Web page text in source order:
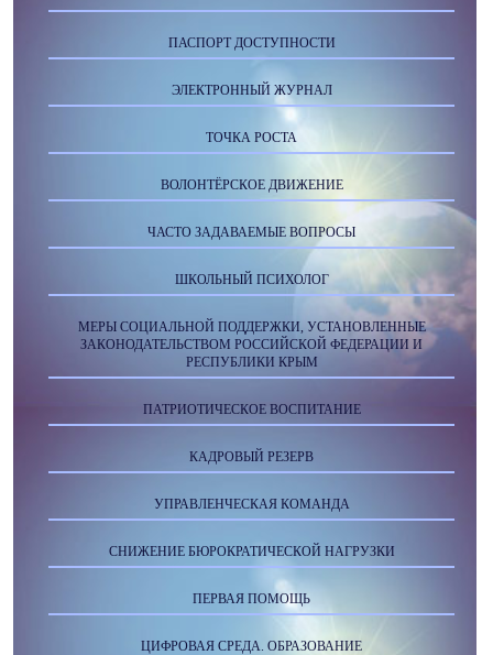
ПАСПОРТ ДОСТУПНОСТИ
ЭЛЕКТРОННЫЙ ЖУРНАЛ
ТОЧКА РОСТА
ВОЛОНТЁРСКОЕ ДВИЖЕНИЕ
ЧАСТО ЗАДАВАЕМЫЕ ВОПРОСЫ
ШКОЛЬНЫЙ ПСИХОЛОГ
МЕРЫ СОЦИАЛЬНОЙ ПОДДЕРЖКИ, УСТАНОВЛЕННЫЕ
ЗАКОНОДАТЕЛЬСТВОМ РОССИЙСКОЙ ФЕДЕРАЦИИ И
РЕСПУБЛИКИ КРЫМ
ПАТРИОТИЧЕСКОЕ ВОСПИТАНИЕ
КАДРОВЫЙ РЕЗЕРВ
УПРАВЛЕНЧЕСКАЯ КОМАНДА
СНИЖЕНИЕ БЮРОКРАТИЧЕСКОЙ НАГРУЗКИ
ПЕРВАЯ ПОМОЩЬ
ЦИФРОВАЯ СРЕДА. ОБРАЗОВАНИЕ